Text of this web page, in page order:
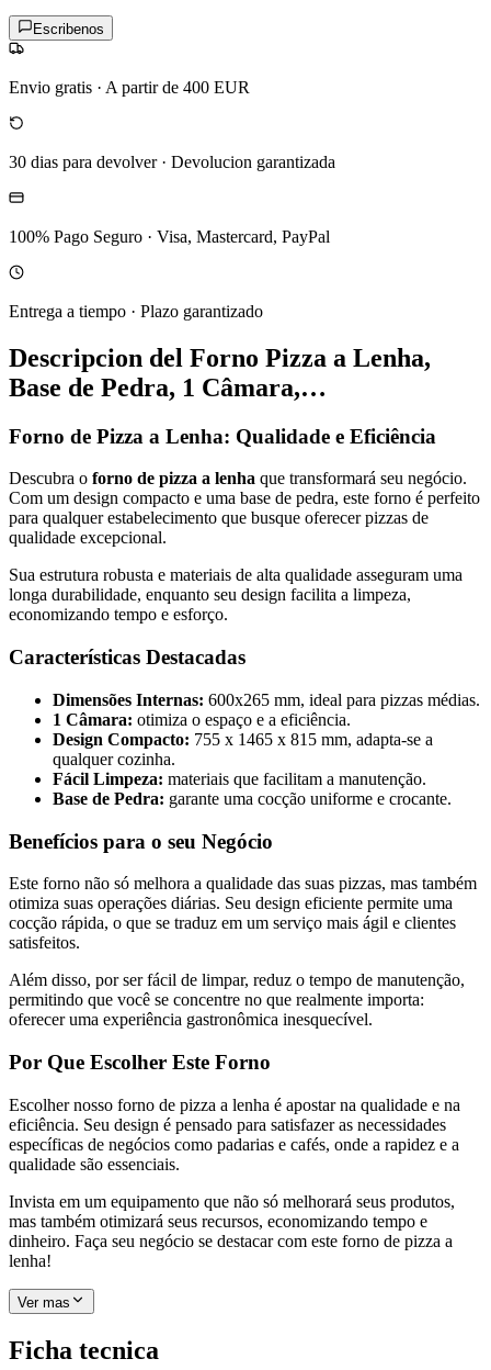
Escribenos
Envio gratis · A partir de 400 EUR
30 dias para devolver· Devolucion garantizada
100% Pago Seguro · Visa, Mastercard, PayPal
Entrega a tiempo · Plazo garantizado
Descripcion del Forno Pizza a Lenha,
Base de Pedra, 1 Câmara,…
Forno de Pizza a Lenha: Qualidade e Eficiência
Descubra o forno de pizza a lenha que transformará seu negócio.
Com um design compacto e uma base de pedra, este forno é perfeito
para qualquer estabelecimento que busque oferecer pizzas de
qualidade excepcional.
Sua estrutura robusta e materiais de alta qualidade asseguram uma
longa durabilidade, enquanto seu design facilita a limpeza,
economizando tempo e esforço.
Características Destacadas
Dimensões Internas: 600x265 mm, ideal para pizzas médias.
1 Câmara: otimiza o espaço e a eficiência.
Design Compacto: 755 x 1465 x 815 mm, adapta-se a
qualquer cozinha.
Fácil Limpeza: materiais que facilitam a manutenção.
Base de Pedra: garante uma cocção uniforme e crocante.
Benefícios para o seu Negócio
Este forno não só melhora a qualidade das suas pizzas, mas também
otimiza suas operações diárias. Seu design eficiente permite uma
cocção rápida, o que se traduz em um serviço mais ágil e clientes
satisfeitos.
Além disso, por ser fácil de limpar, reduz o tempo de manutenção,
permitindo que você se concentre no que realmente importa:
oferecer uma experiência gastronômica inesquecível.
Por Que Escolher Este Forno
Escolher nosso forno de pizza a lenha é apostar na qualidade e na
eficiência. Seu design é pensado para satisfazer as necessidades
específicas de negócios como padarias e cafés, onde a rapidez e a
qualidade são essenciais.
Invista em um equipamento que não só melhorará seus produtos,
mas também otimizará seus recursos, economizando tempo e
dinheiro. Faça seu negócio se destacar com este forno de pizza a
lenha!
Ver mas
Ficha tecnica